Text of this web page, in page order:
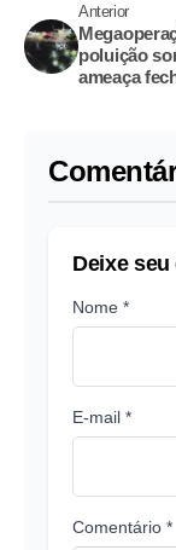
Anterior
poluição
ameaça
Deixe
Nome *
E-mail *
Comentário *